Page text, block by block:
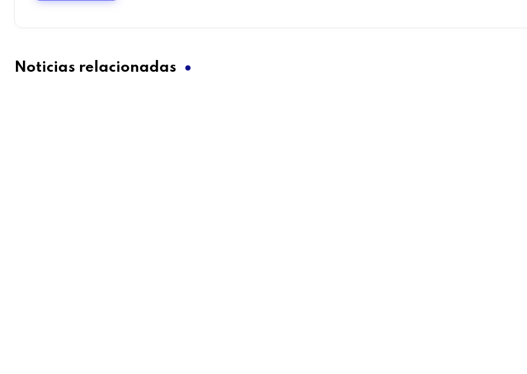
Noticias relacionadas